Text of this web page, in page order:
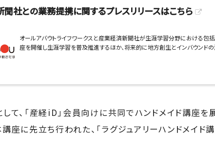
聞社との業務提携に関するプレスリリースはこちら
オールアバウトライフワークスと産業経済新聞社が生涯学習分野における包
座を開催し生涯学習を普及推進するほか、将来的に地方創生とインバウンド
て、「産経iD」会員向けに共同でハンドメイド講座
座に先立ち行われた、「ラグジュアリーハンドメイド